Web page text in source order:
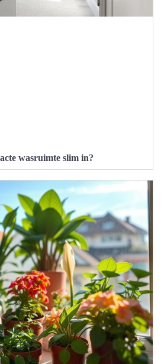
wasruimte slim in?